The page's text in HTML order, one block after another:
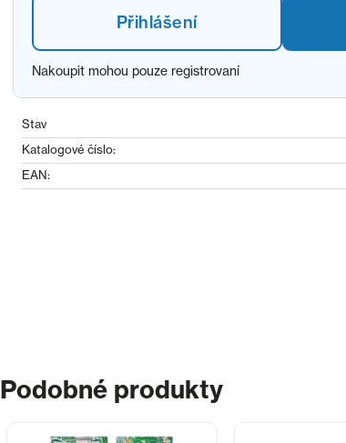
Přihlášení
Nakoupit mohou pouze registrovaní
Stav
Katalogové číslo:
EAN:
Podobné produkty